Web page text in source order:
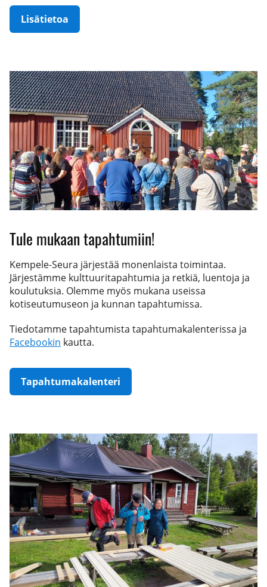
Lisätietoa
Tule mukaan tapahtumiin!
Kempele-Seura järjestää monenlaista toimintaa.
Järjestämme kulttuuritapahtumia ja retkiä, luentoja ja
koulutuksia. Olemme myös mukana useissa
kotiseutumuseon ja kunnan tapahtumissa.
Tiedotamme tapahtumista tapahtumakalenterissa ja
Facebookin kautta.
Tapahtumakalenteri